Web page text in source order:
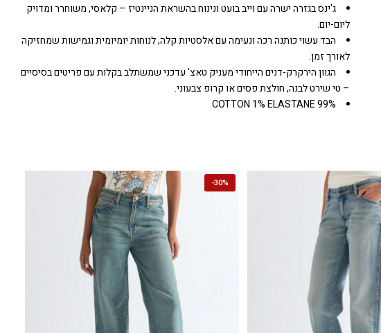
ג'ינס בגזרה ישרה עם וייב בועט ונינוח בהשראת הניינטיז – קלאסי, משוחרר ומדויק
ליום-יום.
הבד עשוי כותנה רכה ונעימה עם אלסטיות קלה, לנוחות יומיומית וגמישות שמחזיקה
לאורך זמן.
הגוון הירקרק-דנים הייחודי מעניק טאצ' עדכני שמשתלב בקלות עם פריטים בסיסיים
– טי שירט לבנה, חולצת פסים או קרופ צבעוני.
99% COTTON 1% ELASTANE
30%
-